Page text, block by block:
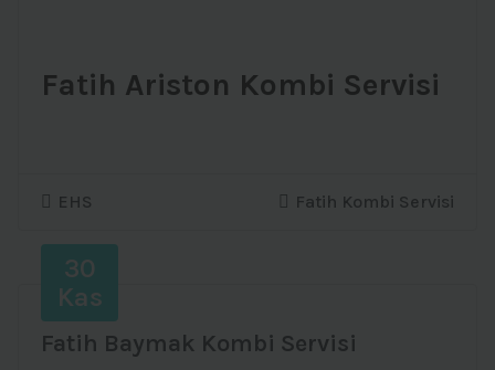
Fatih Ariston Kombi Servisi
EHS Fatih Kombi Servisi
30
Kas
Fatih Baymak Kombi Servisi